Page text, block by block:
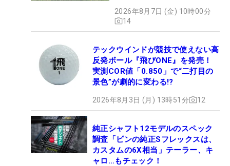
2026年8月7日 (金) 10時00分
14
テックウインドが競技で使えない高
反発ボール『飛びONE』を発売！
実測COR値「0.850」で“二打目の
景色”が劇的に変わる!?
2026年8月3日 (月) 13時51分 12
純正シャフト12モデルのスペック
調査「ピンの純正Sフレックスは、
カスタムの6X相当」テーラー、キ
ャロ…もチェック！